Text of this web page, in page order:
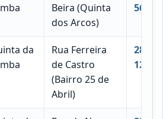
Beira (Quinta
dos Arcos)
567
da
Rua Ferreira
de Castro
(Bairro 25 de
Abril)
2830-
124